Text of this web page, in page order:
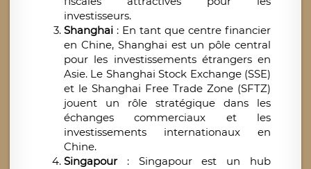
investisseurs.
Shanghai : En tant que centre financier
en Chine, Shanghai est un pôle central
pour les investissements étrangers en
Asie. Le Shanghai Stock Exchange (SSE)
et le Shanghai Free Trade Zone (SFTZ)
jouent un rôle stratégique dans les
échanges commerciaux et les
investissements internationaux en
Chine.
Singapour : Singapour est un hub